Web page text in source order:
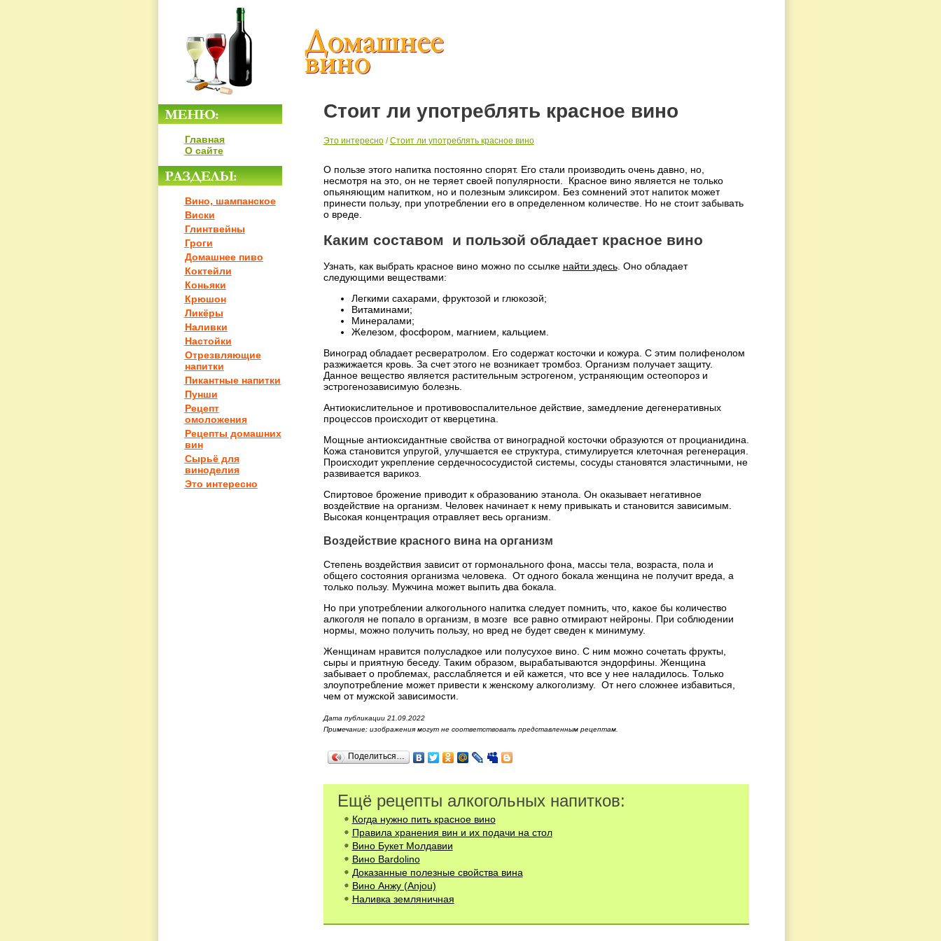
Главная
О сайте
Вино, шампанское
Виски
Глинтвейны
Гроги
Домашнее пиво
Коктейли
Коньяки
Крюшон
Ликёры
Наливки
Настойки
Отрезвляющие
напитки
Пикантные напитки
Пунши
Рецепт
омоложения
Рецепты домашних
вин
Сырьё для
виноделия
Это интересно
Стоит ли употреблять красное вино
Это интересно/Стоит ли употреблять красное вино
О пользе этого напитка постоянно спорят. Его стали производить очень давно, но,
несмотря на это, он не теряет своей популярности. Красное вино является не только
опьяняющим напитком, но и полезным эликсиром. Без сомнений этот напиток может
принести пользу, при употреблении его в определенном количестве. Но не стоит забывать
о вреде.
Каким составом и пользой обладает красное вино
Узнать, как выбрать красное вино можно по ссылке найти здесь. Оно обладает
следующими веществами:
Легкими сахарами, фруктозой и глюкозой;
Витаминами;
Минералами;
Железом, фосфором, магнием, кальцием.
Виноград обладает ресвератролом. Его содержат косточки и кожура. С этим полифенолом
разжижается кровь. За счет этого не возникает тромбоз. Организм получает защиту.
Данное вещество является растительным эстрогеном, устраняющим остеопороз и
эстрогенозависимую болезнь.
Антиокислительное и противовоспалительное действие, замедление дегенеративных
процессов происходит от кверцетина.
Мощные антиоксидантные свойства от виноградной косточки образуются от процианидина.
Кожа становится упругой, улучшается ее структура, стимулируется клеточная регенерация.
Происходит укрепление сердечнососудистой системы, сосуды становятся эластичными, не
развивается варикоз.
Спиртовое брожение приводит к образованию этанола. Он оказывает негативное
воздействие на организм. Человек начинает к нему привыкать и становится зависимым.
Высокая концентрация отравляет весь организм.
Воздействие красного вина на организм
Степень воздействия зависит от гормонального фона, массы тела, возраста, пола и
общего состояния организма человека. От одного бокала женщина не получит вреда, а
только пользу. Мужчина может выпить два бокала.
Но при употреблении алкогольного напитка следует помнить, что, какое бы количество
алкоголя не попало в организм, в мозге все равно отмирают нейроны. При соблюдении
нормы, можно получить пользу, но вред не будет сведен к минимуму.
Женщинам нравится полусладкое или полусухое вино. С ним можно сочетать фрукты,
сыры и приятную беседу. Таким образом, вырабатываются эндорфины. Женщина
забывает о проблемах, расслабляется и ей кажется, что все у нее наладилось. Только
злоупотребление может привести к женскому алкоголизму. От него сложнее избавиться,
чем от мужской зависимости.
Дата публикации 21.09.2022
Примечание: изображения могут не соответствовать представленным рецептам.
Поделиться…
Ещё рецепты алкогольных напитков:
Когда нужно пить красное вино
Правила хранения вин и их подачи на стол
Вино Букет Молдавии
Вино Bardolino
Доказанные полезные свойства вина
Вино Анжу (Anjou)
Наливка земляничная